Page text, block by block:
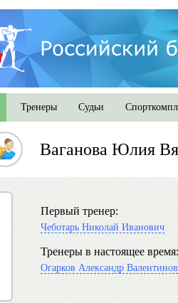
Тренеры Судьи
Ваганова Юлия
Первый тренер:
Чеботарь Николай Иванович
Тренеры в настоящее время:
Огарков Александр